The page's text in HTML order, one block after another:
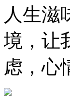
人生滋
境，让
虑，心